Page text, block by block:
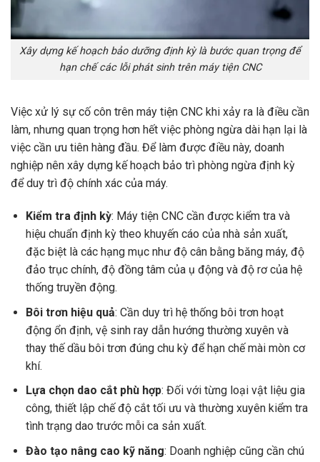
Xây dựng kế hoạch bảo dưỡng định kỳ là bước quan trọng để
hạn chế các lỗi phát sinh trên máy tiện CNC
Việc xử lý sự cố côn trên máy tiện CNC khi xảy ra là điều cần
làm, nhưng quan trọng hơn hết việc phòng ngừa dài hạn lại là
việc cần ưu tiên hàng đầu. Để làm được điều này, doanh
nghiệp nên xây dựng kế hoạch bảo trì phòng ngừa định kỳ
để duy trì độ chính xác của máy.
Kiểm tra định kỳ: Máy tiện CNC cần được kiểm tra và
hiệu chuẩn định kỳ theo khuyến cáo của nhà sản xuất,
đặc biệt là các hạng mục như độ cân bằng băng máy, độ
đảo trục chính, độ đồng tâm của ụ động và độ rơ của hệ
thống truyền động.
Bôi trơn hiệu quả: Cần duy trì hệ thống bôi trơn hoạt
động ổn định, vệ sinh ray dẫn hướng thường xuyên và
thay thế dầu bôi trơn đúng chu kỳ để hạn chế mài mòn cơ
khí.
Lựa chọn dao cắt phù hợp: Đối với từng loại vật liệu gia
công, thiết lập chế độ cắt tối ưu và thường xuyên kiểm tra
tình trạng dao trước mỗi ca sản xuất.
Đào tạo nâng cao kỹ năng: Doanh nghiệp cũng cần chú